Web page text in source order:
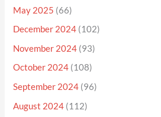
May 2025 (66)
December 2024 (102)
November 2024 (93)
October 2024 (108)
September 2024 (96)
August 2024 (112)